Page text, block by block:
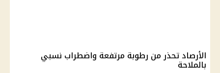
الأرصاد تحذر من رطوبة مرتفعة واضطراب نسبي
بالملاحة